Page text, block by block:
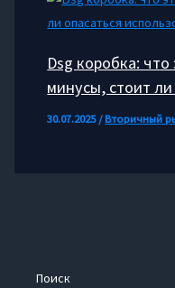
Поиск
Dsg коробка:
минусы, стоит
30.07.2025/Вторичный